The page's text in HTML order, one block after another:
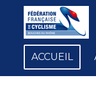
Passer
contenu
principalACCUEIL